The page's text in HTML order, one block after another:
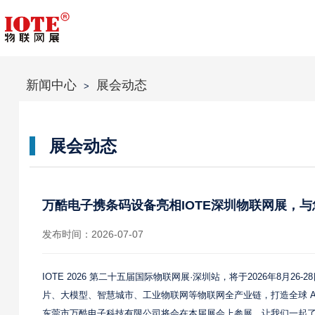
新闻中心 > 展会动态
展会动态
万酷电子携条码设备亮相IOTE深圳物联网展，
发布时间：2026-07-07
IOTE 2026 第二十五届国际物联网展·深圳站，将于2026年8月26-
片、大模型、智慧城市、工业物联网等物联网全产业链，打造全球